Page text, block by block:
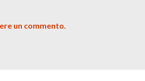
un commento.